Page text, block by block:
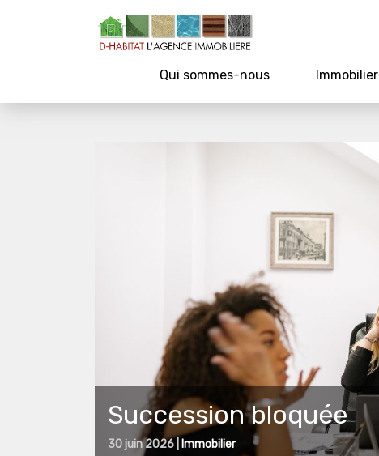
Qui sommes-nous Immobilier
Succession bloquée
30 juin 2026 | Immobilier